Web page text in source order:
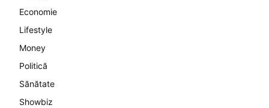
Economie
Lifestyle
Money
Politică
Sănătate
Showbiz